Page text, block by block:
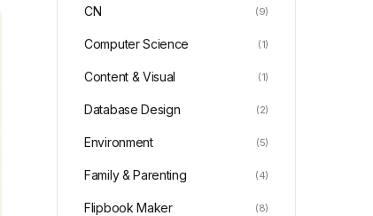
CN (9)
Computer Science (1)
Content & Visual (1)
Database Design (2)
Environment (5)
Family & Parenting (4)
Flipbook Maker (8)